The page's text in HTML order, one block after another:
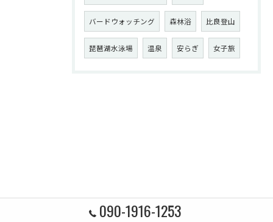
バードウォッチング 森林浴 比良登山
琵琶湖水泳場 温泉 安らぎ 女子旅
090-1916-1253